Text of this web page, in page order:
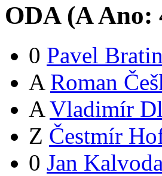
ODA (AAno:
0 Pavel
A Roman
A Vladimír
Z Čestmír
0 Jan Kalvoda